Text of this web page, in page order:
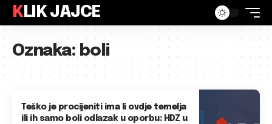
KLIK JAJCE
Oznaka:boli
Teško je procijeniti ima li ovdje temelja
ili ih samo boli odlazak u oporbu: HDZ u